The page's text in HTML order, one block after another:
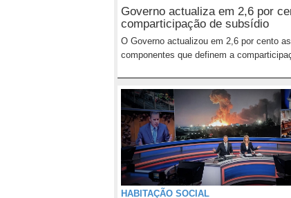
Governo actualiza em 2,6 por
comparticipação de subsídio
O Governo actualizou em 2,6 por cento as
componentes que definem a
HABITAÇÃO SOCIAL